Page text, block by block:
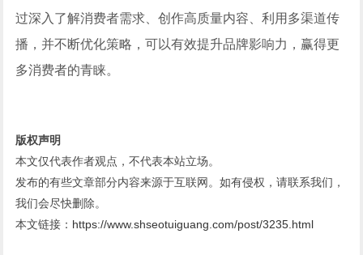
过深入了解消费者需求、创作高质量内容、利用多渠道传
播，并不断优化策略，可以有效提升品牌影响力，赢得更
多消费者的青睐。
版权声明
本文仅代表作者观点，不代表本站立场。
发布的有些文章部分内容来源于互联网。如有侵权，请联系我们，
我们会尽快删除。
本文链接： https://www.shseotuiguang.com/post/3235.html